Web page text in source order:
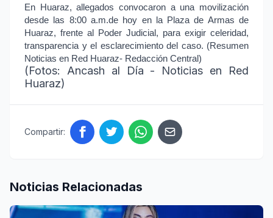
En Huaraz, allegados convocaron a una movilización
desde las 8:00 a.m.de hoy en la Plaza de Armas de
Huaraz, frente al Poder Judicial, para exigir celeridad,
transparencia y el esclarecimiento del caso. (Resumen
Noticias en Red Huaraz- Redacción Central)
(Fotos: Ancash al Día - Noticias en Red
Huaraz)
Compartir:
Noticias Relacionadas